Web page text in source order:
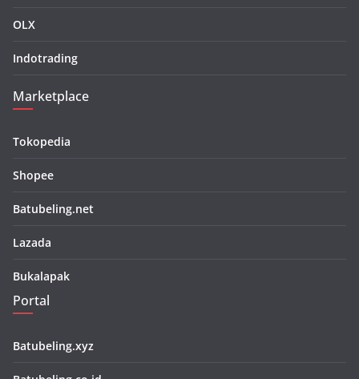
OLX
Indotrading
Marketplace
Tokopedia
Shopee
Batubeling.net
Lazada
Bukalapak
Portal
Batubeling.xyz